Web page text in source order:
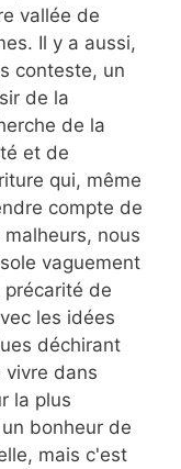
vallée de
Il y a aussi,
conteste, un
de la
de la
et de
qui, même
compte de
malheurs, nous
vaguement
de
les idées
déchirant
dans
la plus
bonheur de
mais c'est